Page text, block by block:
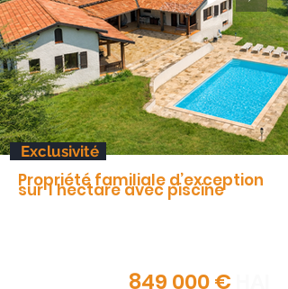
Exclusivité
Propriété familiale d’exception
sur 1 hectare avec piscine
849 000 €